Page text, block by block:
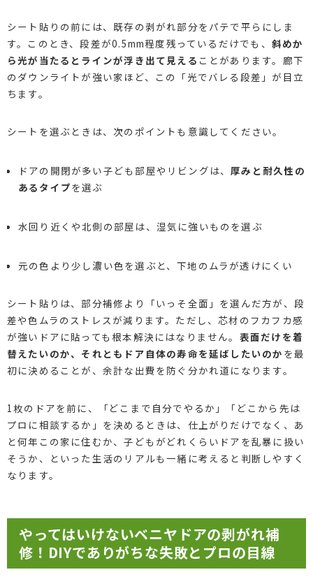
シート貼りの前には、既存の剥がれ部分をパテで平らにしま
す。このとき、段差が0.5mm程度残っているだけでも、 斜めか
ら光が当たるとラインが浮き出て見える ことがあります。廊下
のダウンライトが強い家ほど、この「光でバレる段差」が目立
ちます。
シートを選ぶときは、次のポイントも意識してください。
ドアの開閉が多い子ども部屋やリビングは、厚みと耐久性の
あるタイプを選ぶ
水回り近くや北側の部屋は、湿気に強いものを選ぶ
元の色より少し濃い色を選ぶと、下地のムラが透けにくい
シート貼りは、部分補修より「いっそ全面」を選んだ方が、段
差や色ムラのストレスが減ります。ただし、芯材のフカフカ感
が強いドアに貼っても根本解決にはなりません。 表面だけを着
替えたいのか、それともドア自体の寿命を延ばしたいのか を最
初に決めることが、余計な出費を防ぐ分かれ道になります。
1枚のドアを前に、「どこまで自分でやるか」「どこから先は
プロに相談するか」を決めるときは、仕上がりだけでなく、あ
と何年この家に住むか、子どもがどれくらいドアを乱暴に扱い
そうか、といった生活のリアルも一緒に考えると判断しやすく
なります。
やってはいけないベニヤドアの剥がれ補
修！DIYでありがちな失敗とプロの目線